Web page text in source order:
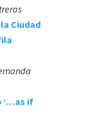
Ciudad
‘…as if